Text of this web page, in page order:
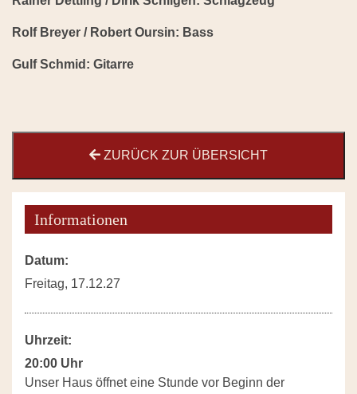
Rolf Breyer / Robert Oursin: Bass
Gulf Schmid: Gitarre
ZURÜCK ZUR ÜBERSICHT
Informationen
Datum:
Freitag, 17.12.27
Uhrzeit:
20:00 Uhr
Unser Haus öffnet eine Stunde vor Beginn der